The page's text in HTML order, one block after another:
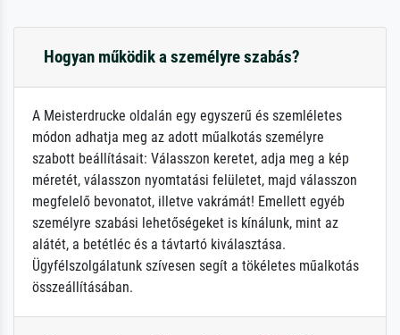
Hogyan működik a személyre szabás?
A Meisterdrucke oldalán egy egyszerű és szemléletes
módon adhatja meg az adott műalkotás személyre
szabott beállításait: Válasszon keretet, adja meg a kép
méretét, válasszon nyomtatási felületet, majd válasszon
megfelelő bevonatot, illetve vakrámát! Emellett egyéb
személyre szabási lehetőségeket is kínálunk, mint az
alátét, a betétléc és a távtartó kiválasztása.
Ügyfélszolgálatunk szívesen segít a tökéletes műalkotás
összeállításában.